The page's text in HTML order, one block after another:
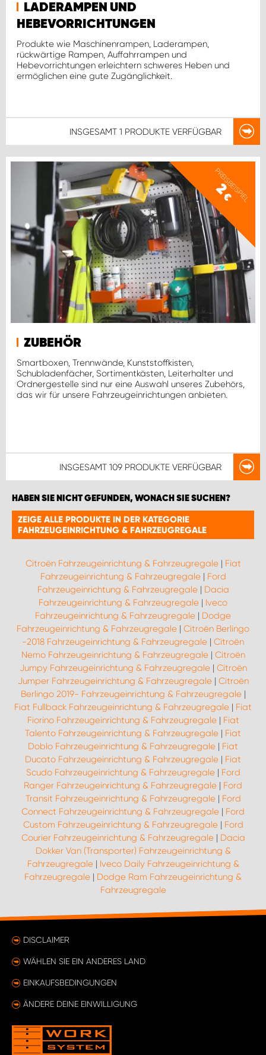
LADERAMPEN UND
HEBEVORRICHTUNGEN
Produkte wie Maschinenrampen, Laderampen,
rückwärtige Rampen, Auffahrrampen und
Hebevorrichtungen erleichtern schweres Heben und
ermöglichen eine gute Zugänglichkeit.
INSGESAMT 1 PRODUKTE VERFÜGBAR
PREISBEISPIEL
2
€
ZUBEHÖR
Smartboxen, Trennwände, Kunststoffkisten,
Schubladenfächer, Sortimentkästen, Leiterhalter und
Ordnergestelle sind nur eine Auswahl unseres Zubehörs,
das wir für unsere Fahrzeugeinrichtungen anbieten.
INSGESAMT 109 PRODUKTE VERFÜGBAR
HABEN SIE NICHT GEFUNDEN, WONACH SIE SUCHEN?
ZEIGE ALLE PRODUKTE IN DER KATEGORIE
FAHRZEUGEINRICHTUNG & FAHRZEUGREGALE
Citroën Fahrzeugeinrichtung & Fahrzeugregale| Fiat
Fahrzeugeinrichtung & Fahrzeugregale| Ford
Fahrzeugeinrichtung & Fahrzeugregale| Dacia
Fahrzeugeinrichtung & Fahrzeugregale | Iveco
Fahrzeugeinrichtung & Fahrzeugregale | Dodge
Fahrzeugeinrichtung & Fahrzeugregale | Citroën Berlingo
-2018 Fahrzeugeinrichtung & Fahrzeugregale | Citroën
Nemo Fahrzeugeinrichtung & Fahrzeugregale| Citroën
Jumpy Fahrzeugeinrichtung & Fahrzeugregale| Citroën
Jumper Fahrzeugeinrichtung & Fahrzeugregale| Citroën
Berlingo 2019- Fahrzeugeinrichtung & Fahrzeugregale|
Fiat Fullback Fahrzeugeinrichtung & Fahrzeugregale | Fiat
Fiorino Fahrzeugeinrichtung & Fahrzeugregale| Fiat
Talento Fahrzeugeinrichtung & Fahrzeugregale | Fiat
Doblo Fahrzeugeinrichtung & Fahrzeugregale | Fiat
Ducato Fahrzeugeinrichtung & Fahrzeugregale | Fiat
Scudo Fahrzeugeinrichtung & Fahrzeugregale| Ford
Ranger Fahrzeugeinrichtung & Fahrzeugregale | Ford
Transit Fahrzeugeinrichtung & Fahrzeugregale| Ford
Connect Fahrzeugeinrichtung & Fahrzeugregale | Ford
Custom Fahrzeugeinrichtung & Fahrzeugregale| Ford
Courier Fahrzeugeinrichtung & Fahrzeugregale| Dacia
Dokker Van (Transporter) Fahrzeugeinrichtung &
Fahrzeugregale| Iveco Daily Fahrzeugeinrichtung &
Fahrzeugregale | Dodge Ram Fahrzeugeinrichtung &
Fahrzeugregale
DISCLAIMER
WÄHLEN SIE EIN ANDERES LAND
EINKAUFSBEDINGUNGEN
ÄNDERE DEINE EINWILLIGUNG